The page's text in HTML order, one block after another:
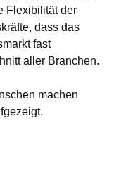
Flexibilität der
dass das
fast
aller Branchen.
machen
– in der